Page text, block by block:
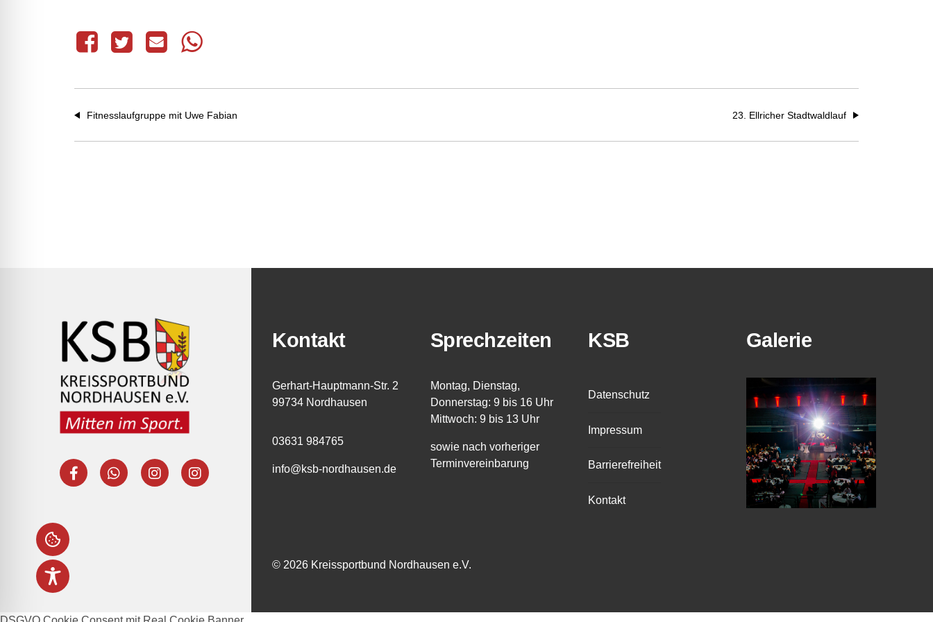
Fitnesslaufgruppe mit Uwe Fabian 23. Ellricher Stadtwaldlauf
Kontakt
Gerhart-Hauptmann-Str. 2
99734 Nordhausen
03631 984765
info@ksb-nordhausen.de
Sprechzeiten
Montag, Dienstag,
Donnerstag: 9 bis 16 Uhr
Mittwoch: 9 bis 13 Uhr
sowie nach vorheriger
Terminvereinbarung
KSB
Datenschutz
Impressum
Barrierefreiheit
Kontakt
Galerie
© 2026 Kreissportbund Nordhausen e.V.